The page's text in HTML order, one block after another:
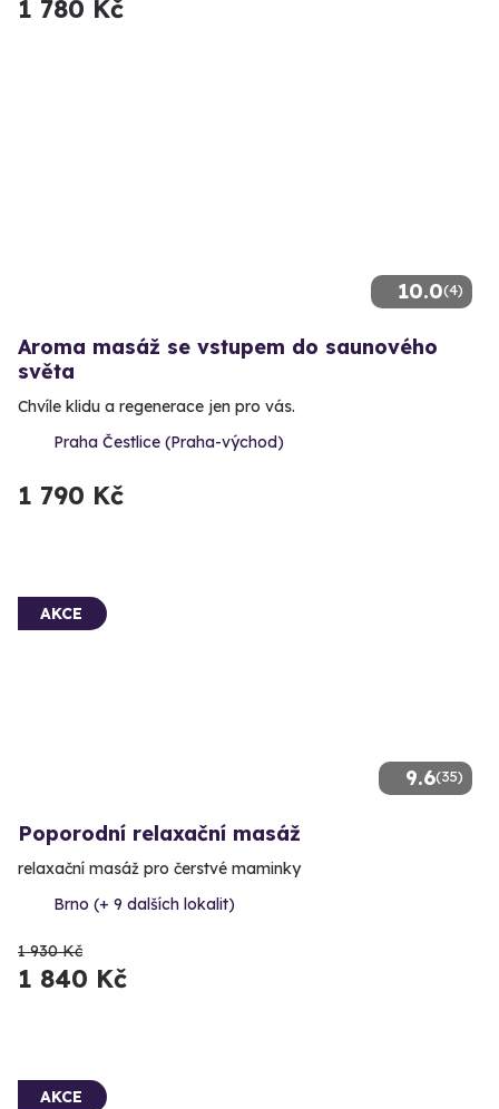
1 780 Kč
10.0(4)
Aroma masáž se vstupem do saunového
světa
Chvíle klidu a regenerace jen pro vás.
Praha Čestlice (Praha-východ)
1 790 Kč
9.6(35)
AKCE
Poporodní relaxační masáž
relaxační masáž pro čerstvé maminky
Brno (+ 9 dalších lokalit)
1 930 Kč
1 840 Kč
AKCE